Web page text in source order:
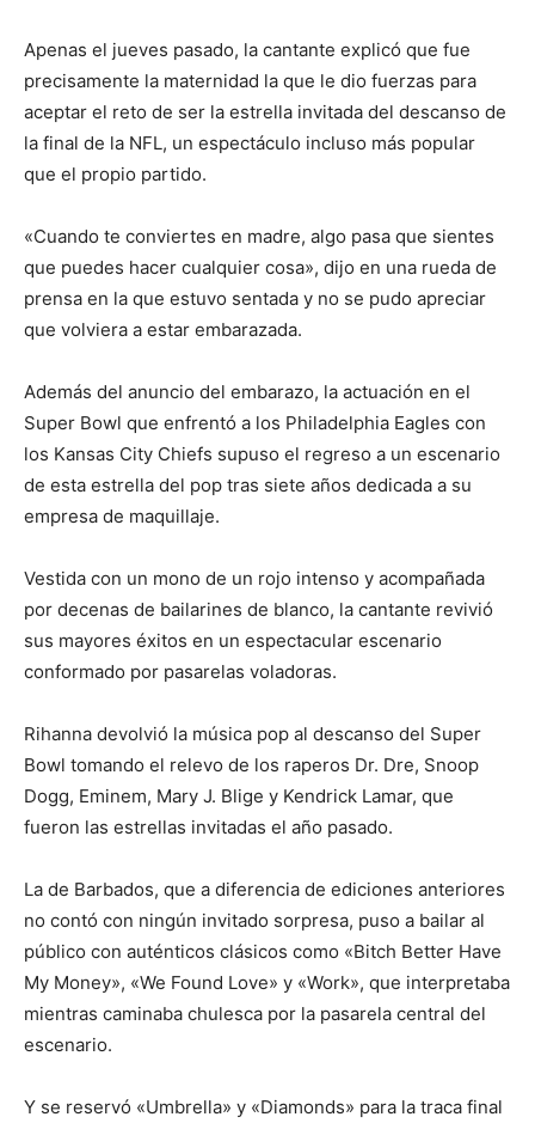
Apenas el jueves pasado, la cantante explicó que fue
precisamente la maternidad la que le dio fuerzas para
aceptar el reto de ser la estrella invitada del descanso de
la final de la NFL, un espectáculo incluso más popular
que el propio partido.
«Cuando te conviertes en madre, algo pasa que sientes
que puedes hacer cualquier cosa», dijo en una rueda de
prensa en la que estuvo sentada y no se pudo apreciar
que volviera a estar embarazada.
Además del anuncio del embarazo, la actuación en el
Super Bowl que enfrentó a los Philadelphia Eagles con
los Kansas City Chiefs supuso el regreso a un escenario
de esta estrella del pop tras siete años dedicada a su
empresa de maquillaje.
Vestida con un mono de un rojo intenso y acompañada
por decenas de bailarines de blanco, la cantante revivió
sus mayores éxitos en un espectacular escenario
conformado por pasarelas voladoras.
Rihanna devolvió la música pop al descanso del Super
Bowl tomando el relevo de los raperos Dr. Dre, Snoop
Dogg, Eminem, Mary J. Blige y Kendrick Lamar, que
fueron las estrellas invitadas el año pasado.
La de Barbados, que a diferencia de ediciones anteriores
no contó con ningún invitado sorpresa, puso a bailar al
público con auténticos clásicos como «Bitch Better Have
My Money», «We Found Love» y «Work», que interpretaba
mientras caminaba chulesca por la pasarela central del
escenario.
Y se reservó «Umbrella» y «Diamonds» para la traca final